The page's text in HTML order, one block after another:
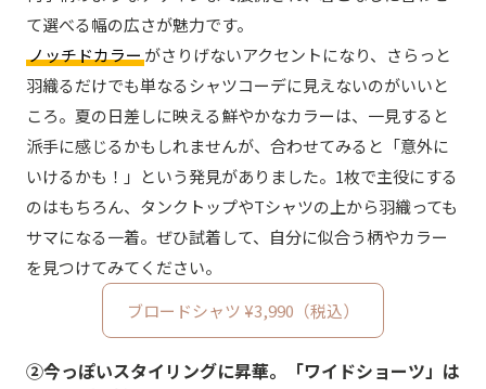
て選べる幅の広さが魅力です。
ノッチドカラーがさりげないアクセントになり、さらっと
羽織るだけでも単なるシャツコーデに見えないのがいいと
ころ。夏の日差しに映える鮮やかなカラーは、一見すると
派手に感じるかもしれませんが、合わせてみると「意外に
いけるかも！」という発見がありました。1枚で主役にする
のはもちろん、タンクトップやTシャツの上から羽織っても
サマになる一着。ぜひ試着して、自分に似合う柄やカラー
を見つけてみてください。
ブロードシャツ ¥3,990（税込）
②今っぽいスタイリングに昇華。「ワイドショーツ」は